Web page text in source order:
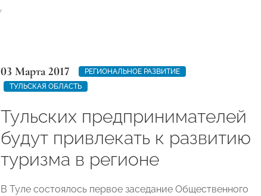
03 Марта 2017
РЕГИОНАЛЬНОЕ РАЗВИТИЕ
ТУЛЬСКАЯ ОБЛАСТЬ
Тульских предпринимателей
будут привлекать к развитию
туризма в регионе
В Туле состоялось первое заседание Общественного